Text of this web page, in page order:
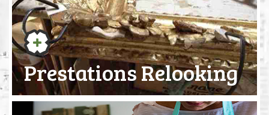
Prestations Relooking